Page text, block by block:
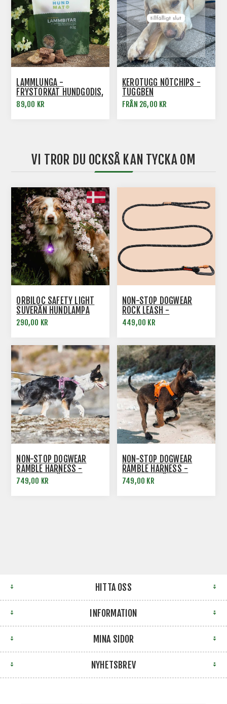
LAMMLUNGA -
FRYSTORKAT HUNDGODIS,
SUND HUNDMAT
89,00 KR
KEROTUGG NÖTCHIPS -
TUGGBEN
FRÅN 26,00 KR
VI TROR DU OCKSÅ KAN TYCKA OM
ORBILOC SAFETY LIGHT
SUVERÄN HUNDLAMPA
290,00 KR
NON-STOP DOGWEAR
ROCK LEASH -
HUNDKOPPEL
449,00 KR
NON-STOP DOGWEAR
RAMBLE HARNESS -
HUNDSELE FÖR VARDAG,
VANDRING OCH SÖK - LILA
749,00 KR
NON-STOP DOGWEAR
RAMBLE HARNESS -
HUNDSELE FÖR VARDAG,
VANDRING OCH SÖK -
749,00 KR
HITTA OSS
INFORMATION
MINA SIDOR
NYHETSBREV